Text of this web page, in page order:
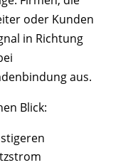
oder Kunden
in Richtung
aus.
Blick: